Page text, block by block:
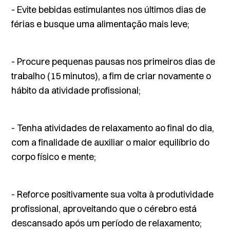
- Evite bebidas estimulantes nos últimos dias de
férias e busque uma alimentação mais leve;
- Procure pequenas pausas nos primeiros dias de
trabalho (15 minutos), a fim de criar novamente o
hábito da atividade profissional;
- Tenha atividades de relaxamento ao final do dia,
com a finalidade de auxiliar o maior equilíbrio do
corpo físico e mente;
- Reforce positivamente sua volta à produtividade
profissional, aproveitando que o cérebro está
descansado após um período de relaxamento;